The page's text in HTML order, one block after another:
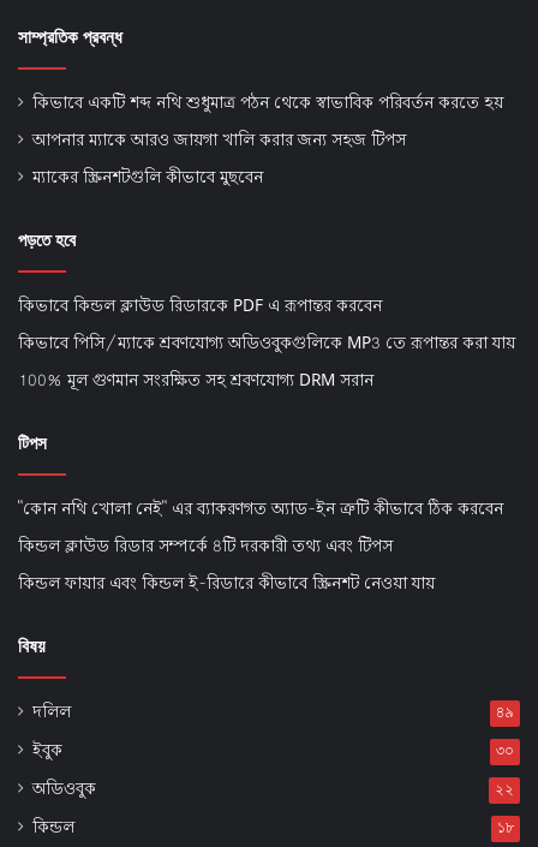
সাম্প্রতিক প্রবন্ধ
কিভাবে একটি শব্দ নথি শুধুমাত্র পঠন থেকে স্বাভাবিক পরিবর্তন করতে হয়
আপনার ম্যাকে আরও জায়গা খালি করার জন্য সহজ টিপস
ম্যাকের স্ক্রিনশটগুলি কীভাবে মুছবেন
পড়তে হবে
কিভাবে কিন্ডল ক্লাউড রিডারকে PDF এ রূপান্তর করবেন
কিভাবে পিসি/ম্যাকে শ্রবণযোগ্য অডিওবুকগুলিকে MP3 তে রূপান্তর করা যায়
100% মূল গুণমান সংরক্ষিত সহ শ্রবণযোগ্য DRM সরান
টিপস
"কোন নথি খোলা নেই" এর ব্যাকরণগত অ্যাড-ইন ত্রুটি কীভাবে ঠিক করবেন
কিন্ডল ক্লাউড রিডার সম্পর্কে 8টি দরকারী তথ্য এবং টিপস
কিন্ডল ফায়ার এবং কিন্ডল ই-রিডারে কীভাবে স্ক্রিনশট নেওয়া যায়
বিষয়
দলিল ৪৯
ইবুক ৩০
অডিওবুক ২২
কিন্ডল ১৮